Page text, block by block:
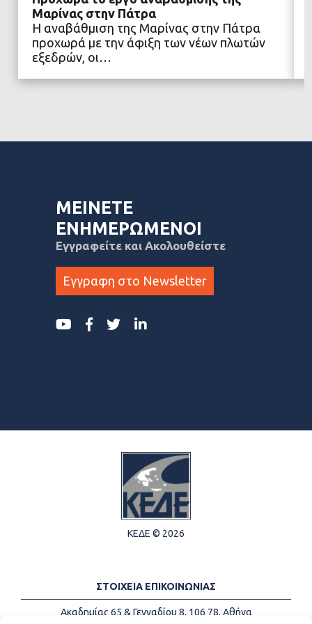
ΔΙΑΒΑΣΤΕ ΠΕΡΙΣΣΟΤΕΡΑ
Μαρίνας στην Πάτρα
Η αναβάθμιση της Μαρίνας στην Πάτρα
προχωρά με την άφιξη των νέων πλωτών
εξεδρών, οι…
ΜΕΙΝΕΤΕ
ΕΝΗΜΕΡΩΜΕΝΟΙ
Εγγραφείτε και Ακολουθείστε
Εγγραφη στο Newsletter
ΚΕΔΕ © 2026
ΣΤΟΙΧΕΙΑ ΕΠΙΚΟΙΝΩΝΙΑΣ
Ακαδημίας 65 & Γενναδίου 8, 106 78, Αθήνα